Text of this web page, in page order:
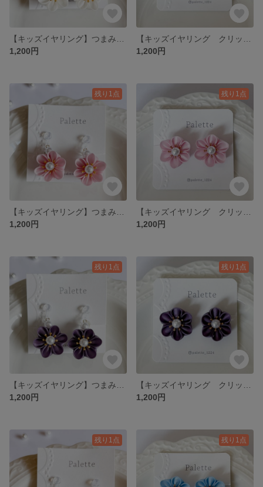
1,200円
1,200円
残り1点
1,200円
残り1点
1,200円
残り1点
1,200円
残り1点
1,200円
残り1点 残り1点